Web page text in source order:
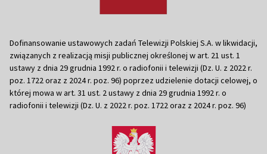
Dofinansowanie ustawowych zadań Telewizji Polskiej S.A. w likwidacji,
związanych z realizacją misji publicznej określonej w art. 21 ust. 1
ustawy z dnia 29 grudnia 1992 r. o radiofonii i telewizji (Dz. U. z 2022 r.
poz. 1722 oraz z 2024 r. poz. 96) poprzez udzielenie dotacji celowej, o
której mowa w art. 31 ust. 2 ustawy z dnia 29 grudnia 1992 r. o
radiofonii i telewizji (Dz. U. z 2022 r. poz. 1722 oraz z 2024 r. poz. 96)